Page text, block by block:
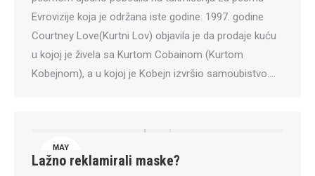
Evrovizije koja je održana iste godine. 1997. godine
Courtney Love(Kurtni Lov) objavila je da prodaje kuću
u kojoj je živela sa Kurtom Cobainom (Kurtom
Kobejnom), a u kojoj je Kobejn izvršio samoubistvo.…
MAY
4
Lažno reklamirali maske?